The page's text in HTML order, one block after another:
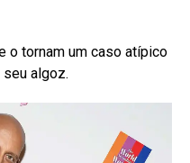
o tornam um caso atípico
seu algoz.